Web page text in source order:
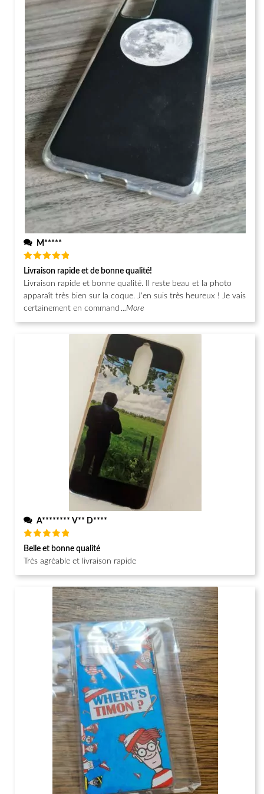
M*****
Note5
sur 5
Livraison rapide et de bonne qualité!
Livraison rapide et bonne qualité. Il reste beau et la photo
apparaît très bien sur la coque. J'en suis très heureux ! Je vais
certainement en command ...More
A******** V** D****
Note5
sur 5
Belle et bonne qualité
Très agréable et livraison rapide